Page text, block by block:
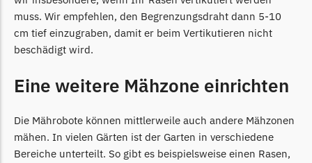
muss. Wir empfehlen, den Begrenzungsdraht dann 5-10
cm tief einzugraben, damit er beim Vertikutieren nicht
beschädigt wird.
Eine weitere Mähzone einrichten
Die Mährobote können mittlerweile auch andere Mähzonen
mähen. In vielen Gärten ist der Garten in verschiedene
Bereiche unterteilt. So gibt es beispielsweise einen Rasen,